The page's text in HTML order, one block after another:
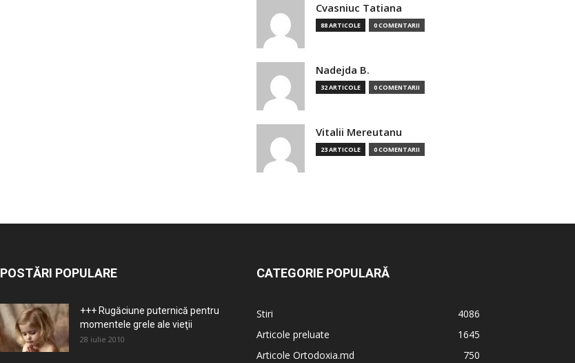
Cvasniuc Tatiana
88 ARTICOLE 0 COMENTARII
Nadejda B.
32 ARTICOLE 0 COMENTARII
Vitalii Mereutanu
23 ARTICOLE 0 COMENTARII
POSTĂRI POPULARE
+++ Rugăciune puternică pentru
momentele grele ale vieţii
28 iulie 2010
CATEGORIE POPULARĂ
Stiri
4086
Articole preluate
1645
Articole Ortodoxia.md
750